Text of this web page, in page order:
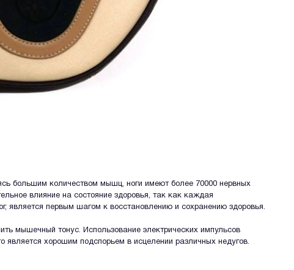
большим количеством мышц, ноги имеют более 70000 нервных
влияние на состояние здоровья, так как каждая
является первым шагом к восстановлению и сохранению здоровья.
мышечный тонус. Использование электрических импульсов
хорошим подспорьем в исцелении различных недугов.